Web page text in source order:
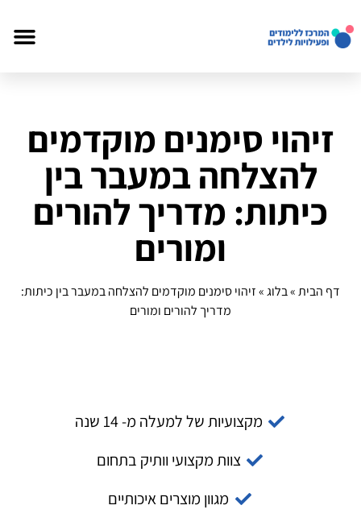
זיהוי סימנים מוקדמים
להצלחה במעבר בין
כיתות: מדריך להורים
ומורים
דף הבית»בלוג»זיהוי סימנים מוקדמים להצלחה במעבר בין כיתות:
מדריך להורים ומורים
מקצועיות של למעלה מ- 14 שנה
צוות מקצועי וותיק בתחום
מגוון מוצרים איכותיים